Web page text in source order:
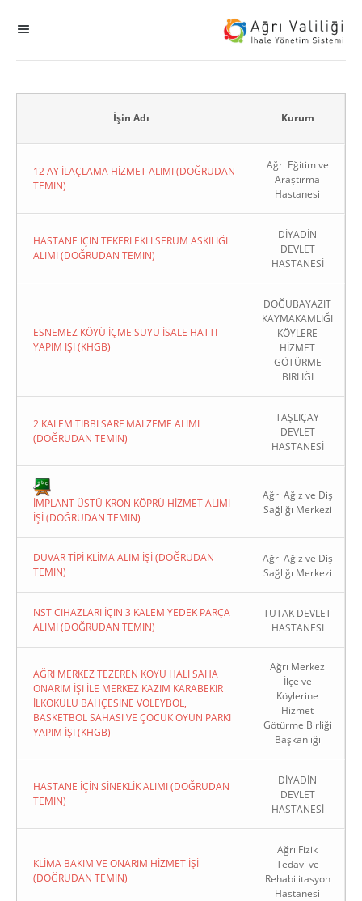
KHGB
İşin Adı Kurum
12 AY İLAÇLAMA HİZMET ALIMI (DOĞRUDAN
TEMIN)
Ağrı Eğitim ve
Araştırma
Hastanesi
HASTANE İÇİN TEKERLEKLİ SERUM ASKILIĞI
ALIMI (DOĞRUDAN TEMIN)
DİYADİN
DEVLET
HASTANESİ
ESNEMEZ KÖYÜ İÇME SUYU İSALE HATTI
YAPIM İŞI (KHGB)
DOĞUBAYAZIT
KAYMAKAMLIĞI
KÖYLERE
HİZMET
GÖTÜRME
BİRLİĞİ
2 KALEM TIBBİ SARF MALZEME ALIMI
(DOĞRUDAN TEMIN)
TAŞLIÇAY
DEVLET
HASTANESİ
İMPLANT ÜSTÜ KRON KÖPRÜ HİZMET ALIMI
İŞİ (DOĞRUDAN TEMIN)
Ağrı Ağız ve Diş
Sağlığı Merkezi
DUVAR TİPİ KLİMA ALIM İŞİ (DOĞRUDAN
TEMIN)
Ağrı Ağız ve Diş
Sağlığı Merkezi
NST CIHAZLARI İÇIN 3 KALEM YEDEK PARÇA
ALIMI (DOĞRUDAN TEMIN)
TUTAK DEVLET
HASTANESİ
AĞRI MERKEZ TEZEREN KÖYÜ HALI SAHA
ONARIM İŞI İLE MERKEZ KAZIM KARABEKIR
İLKOKULU BAHÇESINE VOLEYBOL,
BASKETBOL SAHASI VE ÇOCUK OYUN PARKI
YAPIM İŞI (KHGB)
Ağrı Merkez
İlçe ve
Köylerine
Hizmet
Götürme Birliği
Başkanlığı
HASTANE İÇİN SİNEKLİK ALIMI (DOĞRUDAN
TEMIN)
DİYADİN
DEVLET
HASTANESİ
KLİMA BAKIM VE ONARIM HİZMET İŞİ
(DOĞRUDAN TEMIN)
Ağrı Fizik
Tedavi ve
Rehabilitasyon
Hastanesi